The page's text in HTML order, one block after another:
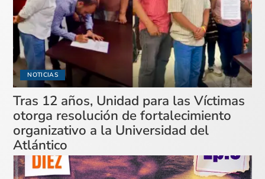
NOTICIAS
Tras 12 años, Unidad para las Víctimas
otorga resolución de fortalecimiento
organizativo a la Universidad del
Atlántico